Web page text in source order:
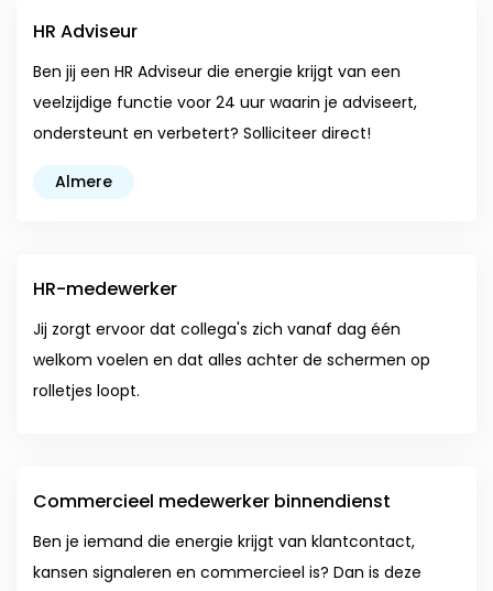
HR Adviseur
Ben jij een HR Adviseur die energie krijgt van een
veelzijdige functie voor 24 uur waarin je adviseert,
ondersteunt en verbetert? Solliciteer direct!
Almere
HR-medewerker
Jij zorgt ervoor dat collega's zich vanaf dag één
welkom voelen en dat alles achter de schermen op
rolletjes loopt.
Commercieel medewerker binnendienst
Ben je iemand die energie krijgt van klantcontact,
kansen signaleren en commercieel is? Dan is deze